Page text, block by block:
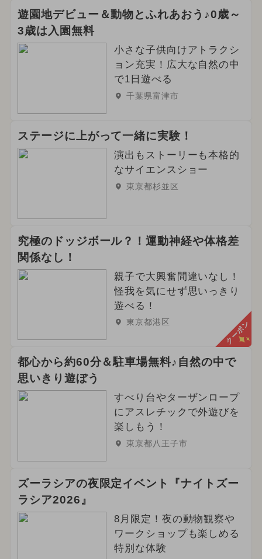
遊園地デビュー＆動物とふれあおう♪0歳～
3歳は入園無料
小さな子供向けアトラクシ
ョン充実！広大な自然の中
で1日遊べる
千葉県富津市
ステージに上がって一緒に実験！
演出もストーリーも本格的
なサイエンスショー
東京都杉並区
究極のドッジボール？！運動神経や体格差
関係なし！
親子で大興奮間違いなし！
怪我を気にせず思いっきり
遊べる！
東京都港区 クーポン
都心から約60分＆駐車場無料♪自然の中で
思いきり遊ぼう
すべり台やターザンロープ
にアスレチックで外遊びを
楽しもう！
東京都八王子市
ズーラシアの夜限定イベント『ナイトズー
ラシア2026』
8月限定！夜の動物観察や
ワークショップも楽しめる
特別な体験